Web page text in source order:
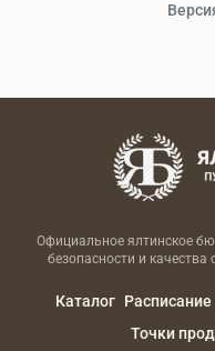
Официальное ялтинское
безопасности и
Каталог Расписание
Точки